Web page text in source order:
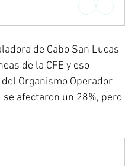
de Cabo San Lucas
de la CFE y eso
Organismo Operador
afectaron un 28%, pero